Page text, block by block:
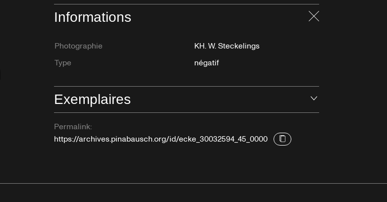
Informations
Photographie
KH. W. Steckelings
Type
négatif
Exemplaires
Permalink:
https://archives.pinabausch.org/id/ecke_30032594_45_0000